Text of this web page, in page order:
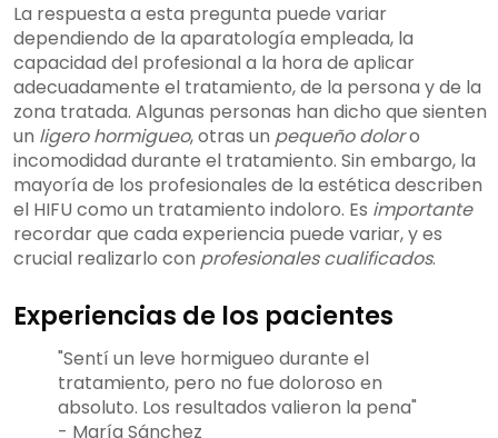
La respuesta a esta pregunta puede variar
dependiendo de la aparatología empleada, la
capacidad del profesional a la hora de aplicar
adecuadamente el tratamiento, de la persona y de la
zona tratada. Algunas personas han dicho que sienten
un ligero hormigueo, otras un pequeño doloro
incomodidad durante el tratamiento. Sin embargo, la
mayoría de los profesionales de la estética describen
el HIFU como un tratamiento indoloro. Es importante
recordar que cada experiencia puede variar, y es
crucial realizarlo con profesionales cualificados.
Experiencias de los pacientes
"Sentí un leve hormigueo durante el
tratamiento, pero no fue doloroso en
absoluto. Los resultados valieron la pena"
- María Sánchez